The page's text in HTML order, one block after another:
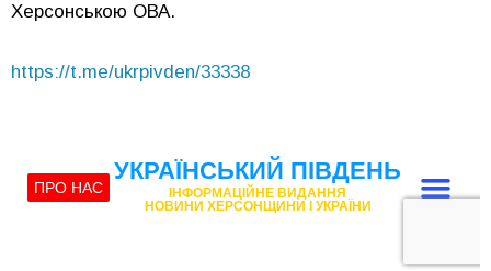
Херсонською ОВА.
https://t.me/ukrpivden/33338